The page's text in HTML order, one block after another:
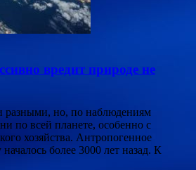
вредит природе не
но, по наблюдениям
по всей планете, особенно с
хозяйства. Антропогенное
более 3000 лет назад. К